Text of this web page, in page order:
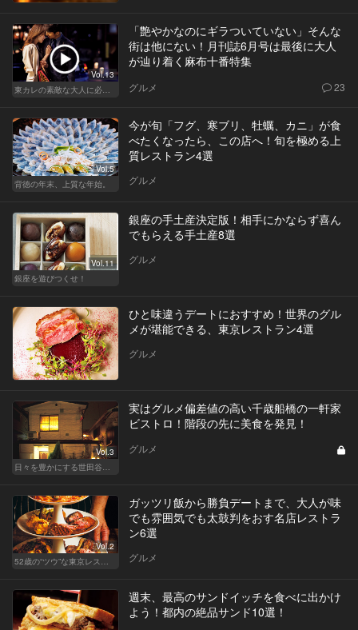
Vol.13
「艶やかなのにギラついていない」そんな
街は他にない！月刊誌6月号は最後に大人
が辿り着く麻布十番特集
グルメ 23
Vol.5
背徳の年末、上質な年始。
今が旬「フグ、寒ブリ、牡蠣、カニ」が食
べたくなったら、この店へ！旬を極める上
質レストラン4選
グルメ
Vol.11
銀座を遊びつくせ！
銀座の手土産決定版！相手にかならず喜ん
でもらえる手土産8選
グルメ
ひと味違うデートにおすすめ！世界のグル
メが堪能できる、東京レストラン4選
グルメ
Vol.3
実はグルメ偏差値の高い千歳船橋の一軒家
ビストロ！階段の先に美食を発見！
グルメ
Vol.2
ガッツリ飯から勝負デートまで、大人が味
でも雰囲気でも太鼓判をおす名店レストラ
ン6選
グルメ
週末、最高のサンドイッチを食べに出かけ
よう！都内の絶品サンド10選！